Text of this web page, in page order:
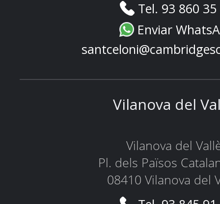
Tel. 93 860
Enviar
Vilanova del
Vilanova del
Pl. dels Països
08410 Vilanova del